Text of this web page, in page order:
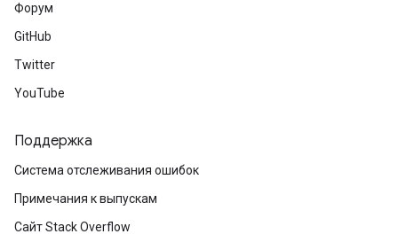
Форум
GitHub
Twitter
YouTube
Поддержка
Система отслеживания ошибок
Примечания к выпускам
Сайт Stack Overflow